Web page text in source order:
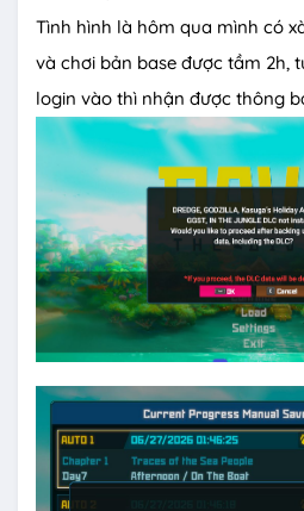
Tình hình là hôm qua mình có
và chơi bản base được tầm 2h,
login vào thì nhận được thông